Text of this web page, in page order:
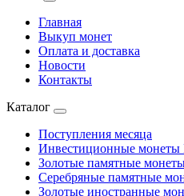
Главная
Выкуп монет
Оплата и доставка
Новости
Контакты
Каталог
Поступления месяца
Инвестиционные монеты
Золотые памятные
Серебряные памятные
Золотые иностранные